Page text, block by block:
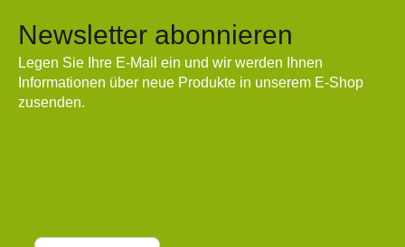
Newsletter abonnieren
Legen Sie Ihre E-Mail ein und wir werden Ihnen
Informationen über neue Produkte in unserem E-Shop
zusenden.